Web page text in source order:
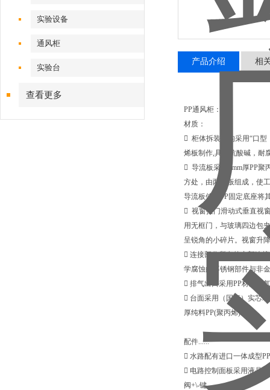
实验设备
通风柜
实验台
查看更多
产品介绍 相
PP通风柜：
材质：
 柜体拆装结构采用“口型
烯板制作,具有抗酸碱，耐
 导流板采用5mm厚PP聚
方处，由两块板组成，使
导流板使用PP固定底座将
 视窗拉门滑动式垂直视
用无框门，与玻璃四边包
呈锐角的小碎片。视窗升
 连接部分所有的内部连
学腐蚀的不锈钢部件与非
 排气出口采用PP材质集
 台面采用（国产）实芯
厚纯料PP(聚丙烯)板。
配件......
 水路配有进口一体成型
 电路控制面板采用液晶
阀+\-键。